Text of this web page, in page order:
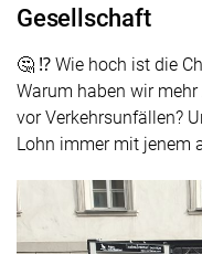
Gesellschaft
🤔 ⁉️ Wie hoch ist die
Warum haben wir
vor Verkehrsunfällen?
Lohn immer mit jenem